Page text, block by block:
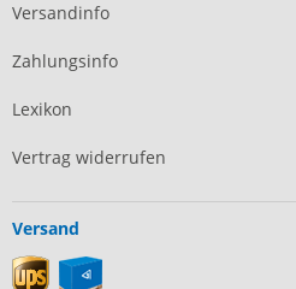
Versandinfo
Zahlungsinfo
Lexikon
Vertrag widerrufen
Versand